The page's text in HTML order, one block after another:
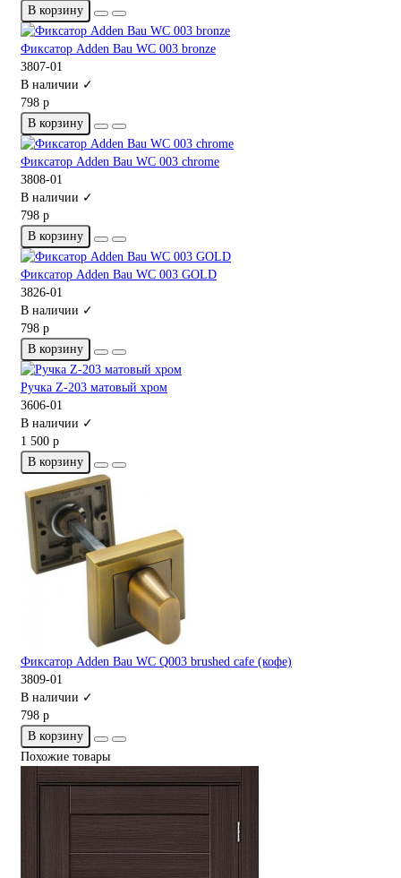
В корзину
Фиксатор Adden Bau WC 003 bronze
3807-01
В наличии ✓
798 р
В корзину
Фиксатор Adden Bau WC 003 chrome
3808-01
В наличии ✓
798 р
В корзину
Фиксатор Adden Bau WC 003 GOLD
3826-01
В наличии ✓
798 р
В корзину
Ручка Z-203 матовый хром
3606-01
В наличии ✓
1 500 р
В корзину
Фиксатор Adden Bau WC Q003 brushed cafe (кофе)
3809-01
В наличии ✓
798 р
В корзину
Похожие товары